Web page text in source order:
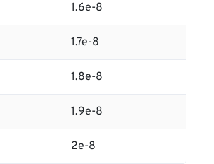
1.6e-8
1.7e-8
1.8e-8
1.9e-8
2e-8